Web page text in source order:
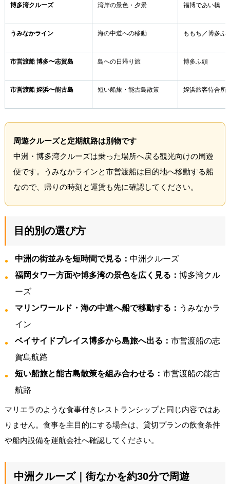
博多湾クルーズ 湾岸の景色・夕景 福博であい橋
うみなかライン 海の中道への移動 ももち／博多ふ
市営渡船 博多〜志賀島 島への日帰り旅 博多ふ頭
市営渡船 姪浜〜能古島 短い船旅・能古島散策 姪浜旅客待合所
周遊クルーズと定期航路は別物です
中洲・博多湾クルーズは乗った場所へ戻る観光向けの周遊
便です。うみなかラインと市営渡船は目的地へ移動する船
なので、帰りの時刻と運賃も先に確認してください。
目的別の選び方
中洲の街並みを短時間で見る： 中洲クルーズ
福岡タワー方面や博多湾の景色を広く見る： 博多湾クル
ーズ
マリンワールド・海の中道へ船で移動する： うみなかラ
イン
ベイサイドプレイス博多から島旅へ出る： 市営渡船の志
賀島航路
短い船旅と能古島散策を組み合わせる： 市営渡船の能古
航路
マリエラのような食事付きレストランシップと同じ内容ではあ
りません。食事を主目的にする場合は、貸切プランの飲食条件
や船内設備を運航会社へ確認してください。
中洲クルーズ｜街なかを約30分で周遊